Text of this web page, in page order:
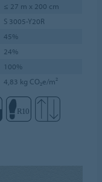
≤ 27 m x 200 cm
S 3005-Y20R
45%
24%
100%
4,83 kg CO₂e/m²